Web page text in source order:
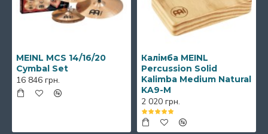
MEINL MCS 14/16/20
Cymbal Set
16 846 грн.
Калімба MEINL
Percussion Solid
Kalimba Medium Natural
KA9-M
2 020 грн.